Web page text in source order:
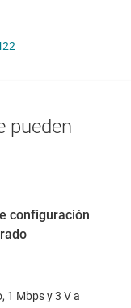
pueden
configuración
1 Mbps y 3 V a